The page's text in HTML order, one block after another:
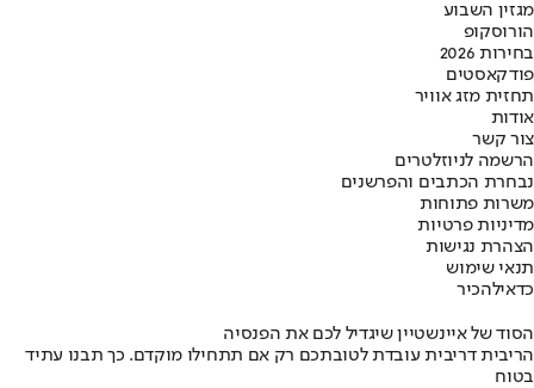
מגזין השבוע
הורוסקופ
בחירות 2026
פודקאסטים
תחזית מזג אוויר
אודות
צור קשר
הרשמה לניוזלטרים
נבחרת הכתבים והפרשנים
משרות פתוחות
מדיניות פרטיות
הצהרת נגישות
תנאי שימוש
כדאילהכיר
הסוד של איינשטיין שיגדיל לכם את הפנסיה
הריבית דריבית עובדת לטובתכם רק אם תתחילו מוקדם. כך תבנו עתיד
בטוח